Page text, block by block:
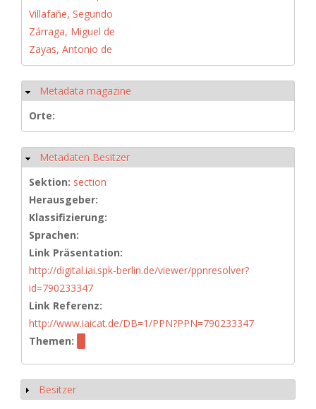
Villafañe, Segundo
Zárraga, Miguel de
Zayas, Antonio de
Ausblenden
Metadata magazine
Orte:
Ausblenden
Metadaten Besitzer
Sektion: section
Herausgeber:
Klassifizierung:
Sprachen:
Link Präsentation:
http://digital.iai.spk-berlin.de/viewer/ppnresolver?
id=790233347
Link Referenz:
http://www.iaicat.de/DB=1/PPN?PPN=790233347
Themen:
Anzeigen
Besitzer